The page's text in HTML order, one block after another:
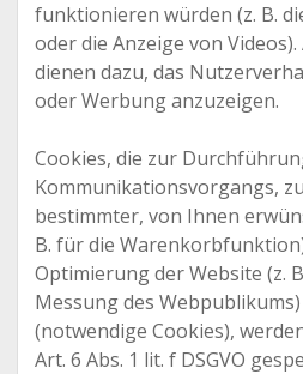
funktionieren würden (z. B.
oder die Anzeige von
dienen dazu, das
oder Werbung anzuzeigen.
Cookies, die zur
Kommunikationsvorgangs,
bestimmter, von Ihnen
B. für die
Optimierung der Website (z.
Messung des
(notwendige Cookies),
Art. 6 Abs. 1 lit. f DSGVO